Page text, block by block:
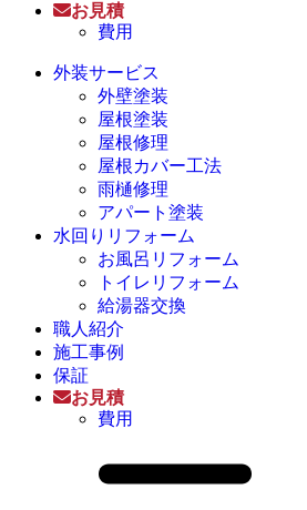
お見積
費用
外装サービス
外壁塗装
屋根塗装
屋根修理
屋根カバー工法
雨樋修理
アパート塗装
水回りリフォーム
お風呂リフォーム
トイレリフォーム
給湯器交換
職人紹介
施工事例
保証
お見積
費用